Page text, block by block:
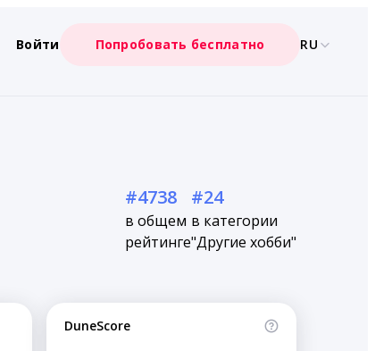
Войти Попробовать бесплатно RU
#4738
в общем
рейтинге
#24
в категории
"Другие хобби"
DuneScore